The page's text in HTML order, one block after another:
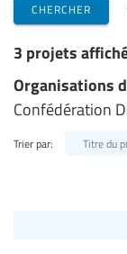
CHERCHER
3 projets
Organisations
Confédération
Trier par: Titre du